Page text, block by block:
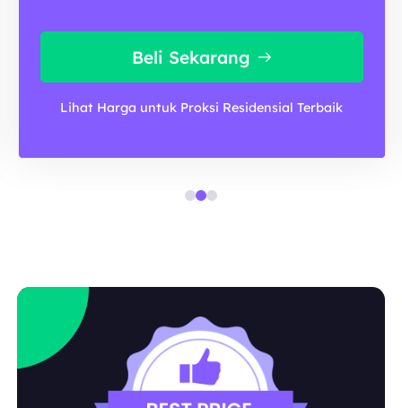
Beli Sekarang
Lihat Harga untuk Proksi Residensial Terbaik